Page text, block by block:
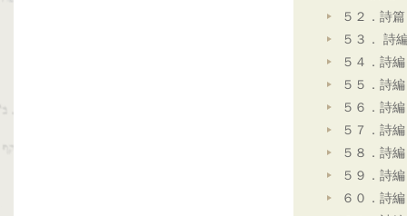
５２．詩
５３． 詩
５４．詩
５５．詩
５６．詩
５７．詩
５８．詩
５９．詩
６０．詩